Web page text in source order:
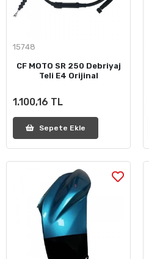
15748
CF MOTO SR 250 Debriyaj
Teli E4 Orijinal
1.100,16 TL
Sepete Ekle